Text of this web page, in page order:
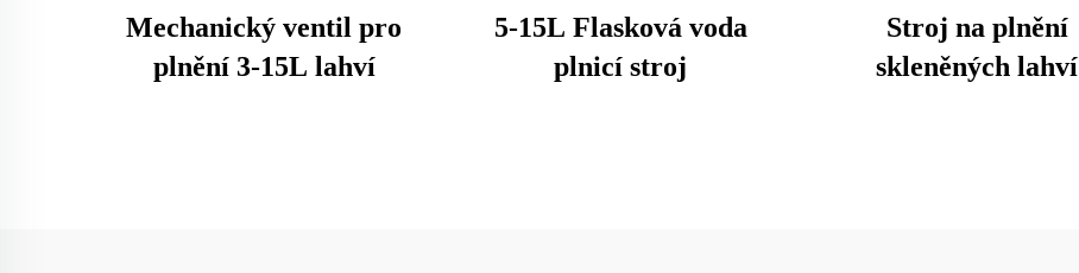
Mechanický ventil pro
plnění 3-15L lahví
5-15L Flasková voda
plnicí stroj
Stroj na plnění
skleněných lahví